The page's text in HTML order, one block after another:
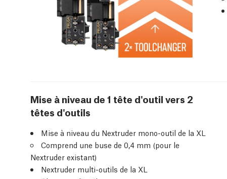
Mise à niveau de 1 tête d'outil vers 2
têtes d'outils
Mise à niveau du Nextruder mono-outil de la XL
Comprend une buse de 0,4 mm (pour le
Nextruder existant)
Nextruder multi-outils de la XL